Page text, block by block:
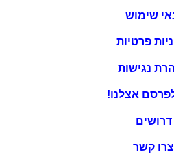
שימוש
פרטיות
נגישות
אצלנו!
דרושים
צרו קשר